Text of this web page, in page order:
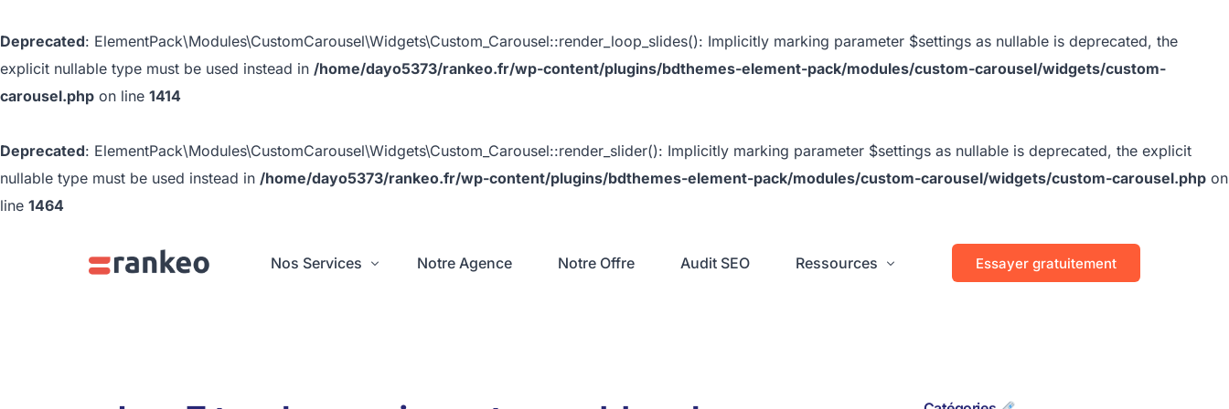
Deprecated: ElementPack\Modules\CustomCarousel\Widgets\Custom_Carousel::render_loop_slides(): Implicitly marking parameter $settings as nullable is deprecated, the
explicit nullable type must be used instead in /home/dayo5373/rankeo.fr/wp-content/plugins/bdthemes-element-pack/modules/custom-carousel/widgets/custom-
carousel.php on line 1414
Deprecated: ElementPack\Modules\CustomCarousel\Widgets\Custom_Carousel::render_slider(): Implicitly marking parameter $settings as nullable is deprecated, the explicit
nullable type must be used instead in /home/dayo5373/rankeo.fr/wp-content/plugins/bdthemes-element-pack/modules/custom-carousel/widgets/custom-carousel.php on
line 1464
Nos Services Notre Agence Notre Offre Audit SEO Ressources Essayer gratuitement